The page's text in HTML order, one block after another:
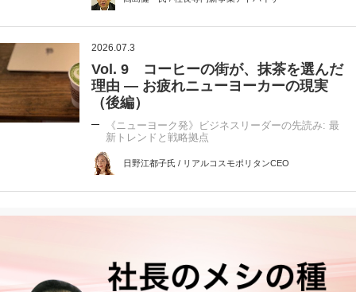
2026.07.3
Vol. 9 コーヒーの街が、抹茶を選んだ
理由 ― お疲れニューヨーカーの現実
（後編）
《ニューヨーク発》ビジネスリーダーの先読み: 最
新トレンドと戦略拠点
日野江都子氏 / リアルコスモポリタンCEO